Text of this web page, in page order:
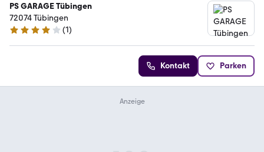
PS GARAGE Tübingen
72074 Tübingen
4 Sterne
(1)
Kontakt Parken